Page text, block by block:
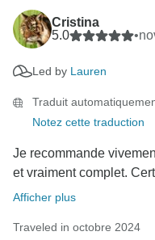
Cristina
5.0
•
Led by Lauren
Traduit
Notez cette traduction
Je recommande
et vraiment complet.
Afficher plus
Traveled in octobre 2024